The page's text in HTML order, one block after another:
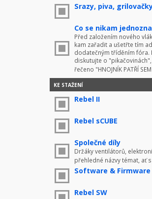
Srazy, piva,
Co se nikam
Před založením nového
kam zařadit a ušetřte tím
dodatečným tříděním fóra.
diskutujte o
řečeno "HNOJNÍK PATŘÍ
KE STAŽENÍ
Rebel II
Rebel sCUBE
Společné díly
Držáky ventilátorů,
přehledné názvy témat, ať
Software & Firmware
Rebel SW